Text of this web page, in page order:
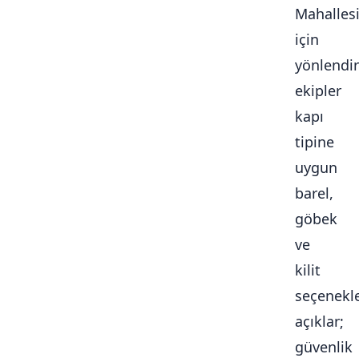
Mahallesi
için
ekipler
kapı
tipine
uygun
barel,
göbek
ve
kilit
açıklar;
güvenlik